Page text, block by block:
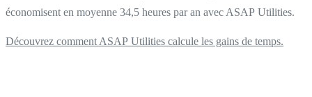
économisent en moyenne 34,5 heures par an avec ASAP Utilities.
Découvrez comment ASAP Utilities calcule les gains de temps.